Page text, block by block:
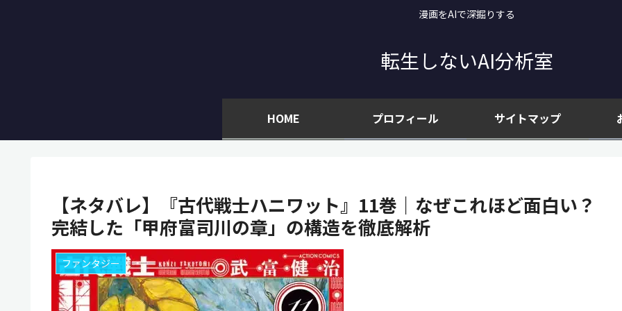
漫画をAIで深掘りする
転生しないAI分析室
HOME プロフィール サイトマップ
【ネタバレ】『古代戦士ハニワット』11巻｜なぜこれほど面白い？
完結した「甲府富司川の章」の構造を徹底解析
ファンタジー